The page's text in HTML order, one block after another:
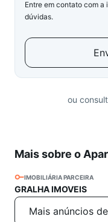
Entre em contato com
dúvidas.
ou
Mais sobre o
IMOBILIÁRIA PARCEIRA
GRALHA IMOVEIS
Mais anúncios